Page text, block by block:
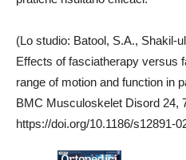
(Lo studio: Batool, S.A., Shakil-
Effects of fasciatherapy versus
range of motion and function in
BMC Musculoskelet Disord 24,
https://doi.org/10.1186/s12891-